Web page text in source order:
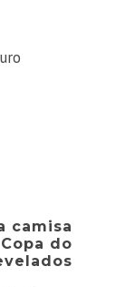
camisa
do